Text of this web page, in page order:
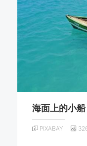
海面上的小船
PIXABAY